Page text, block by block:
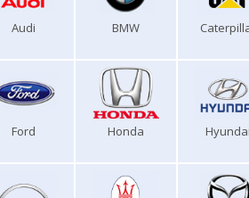
Audi BMW
Ford Honda Hyundai